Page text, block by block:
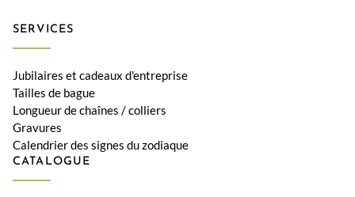
SERVICES
Jubilaires et cadeaux d'entreprise
Tailles de bague
Longueur de chaînes / colliers
Gravures
Calendrier des signes du zodiaque
CATALOGUE